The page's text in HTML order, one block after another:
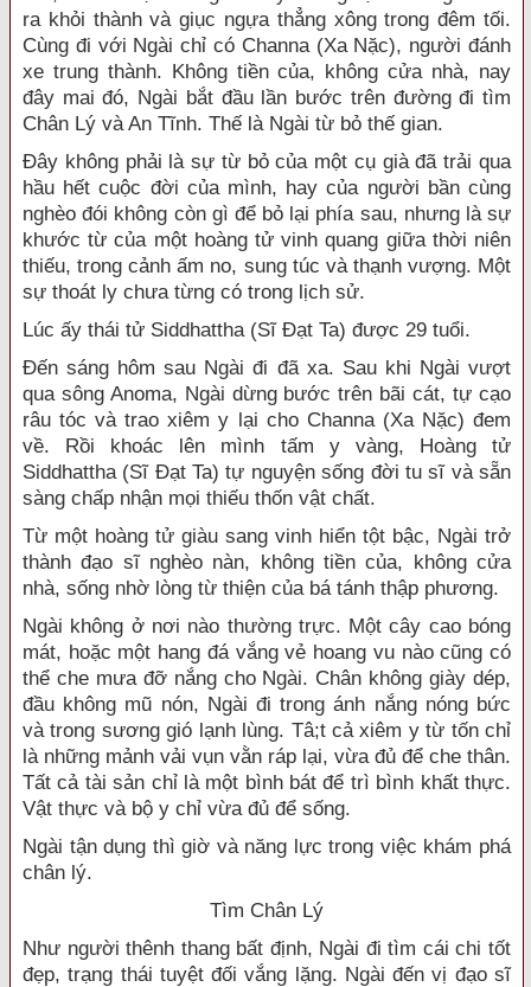
ra khỏi thành và giục ngựa thẳng xông trong đêm tối.
Cùng đi với Ngài chỉ có Channa (Xa Nặc), người đánh
xe trung thành. Không tiền của, không cửa nhà, nay
đây mai đó, Ngài bắt đầu lần bước trên đường đi tìm
Chân Lý và An Tĩnh. Thế là Ngài từ bỏ thế gian.
Đây không phải là sự từ bỏ của một cụ già đã trải qua
hầu hết cuộc đời của mình, hay của người bần cùng
nghèo đói không còn gì để bỏ lại phía sau, nhưng là sự
khước từ của một hoàng tử vinh quang giữa thời niên
thiếu, trong cảnh ấm no, sung túc và thạnh vượng. Một
sự thoát ly chưa từng có trong lịch sử.
Lúc ấy thái tử Siddhattha (Sĩ Đạt Ta) được 29 tuổi.
Đến sáng hôm sau Ngài đi đã xa. Sau khi Ngài vượt
qua sông Anoma, Ngài dừng bước trên bãi cát, tự cạo
râu tóc và trao xiêm y lại cho Channa (Xa Nặc) đem
về. Rồi khoác lên mình tấm y vàng, Hoàng tử
Siddhattha (Sĩ Đạt Ta) tự nguyện sống đời tu sĩ và sẵn
sàng chấp nhận mọi thiếu thốn vật chất.
Từ một hoàng tử giàu sang vinh hiển tột bậc, Ngài trở
thành đạo sĩ nghèo nàn, không tiền của, không cửa
nhà, sống nhờ lòng từ thiện của bá tánh thập phương.
Ngài không ở nơi nào thường trực. Một cây cao bóng
mát, hoặc một hang đá vắng vẻ hoang vu nào cũng có
thể che mưa đỡ nắng cho Ngài. Chân không giày dép,
đầu không mũ nón, Ngài đi trong ánh nắng nóng bức
và trong sương gió lạnh lùng. Tâ;t cả xiêm y từ tốn chỉ
là những mảnh vải vụn vằn ráp lại, vừa đủ để che thân.
Tất cả tài sản chỉ là một bình bát để trì bình khất thực.
Vật thực và bộ y chỉ vừa đủ để sống.
Ngài tận dụng thì giờ và năng lực trong việc khám phá
chân lý.
Tìm Chân Lý
Như người thênh thang bất định, Ngài đi tìm cái chi tốt
đẹp, trạng thái tuyệt đối vắng lặng. Ngài đến vị đạo sĩ